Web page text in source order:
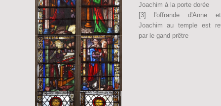
Joachim à la porte dorée
[3] l'offrande d'Anne
Joachim au temple est
par le gand prêtre